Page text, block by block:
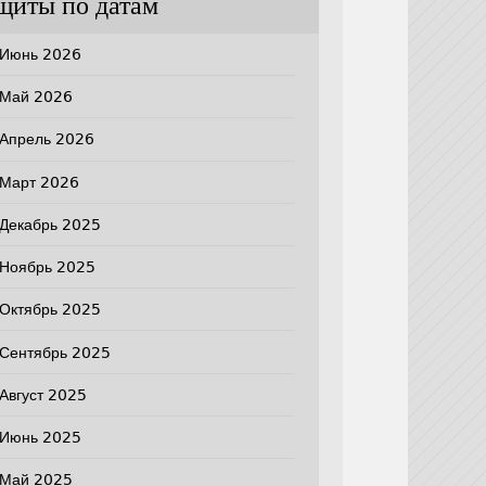
по датам
Июнь 2026
Май 2026
Апрель 2026
Март 2026
Декабрь 2025
Ноябрь 2025
Октябрь 2025
Сентябрь 2025
Август 2025
Июнь 2025
Май 2025